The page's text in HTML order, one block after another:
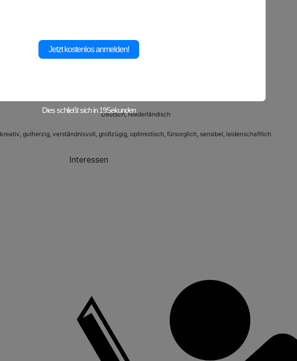
Assistent – Technische Kommunikation und Dokumentation
Deutsch, Niederländisch
kreativ, gutherzig, verständnisvoll, großzügig, optimistisch, fürsorglich, sensibel, leidenschaftlich
Interessen
Jetzt kostenlos anmelden!
Dies schließt sich in17Sekunden